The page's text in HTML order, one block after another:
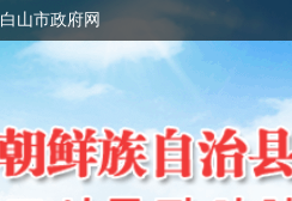
白山市政府网